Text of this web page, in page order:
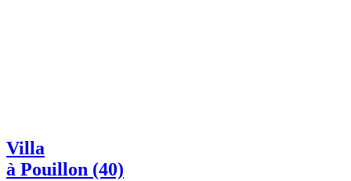
Villa
à Pouillon (40)